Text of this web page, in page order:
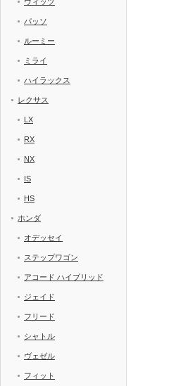
パッソ
ルーミー
ミライ
ハイラックス
レクサス
LX
RX
NX
IS
HS
ホンダ
オデッセイ
ステップワゴン
アコード ハイブリッド
ジェイド
フリード
シャトル
ヴェゼル
フィット